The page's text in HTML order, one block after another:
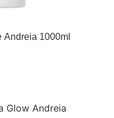
Andreia 1000ml